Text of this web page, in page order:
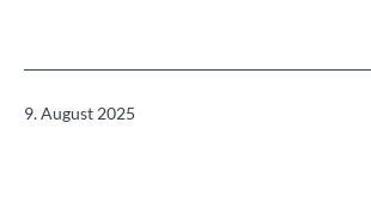
Veröffentlicht
9. August 2025